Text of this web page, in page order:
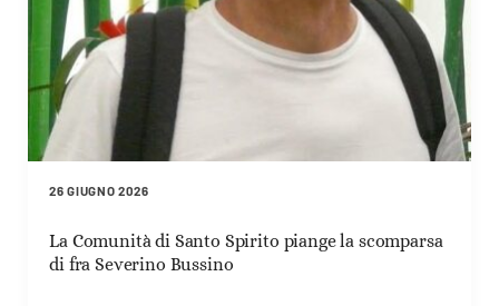
26 GIUGNO 2026
La Comunità di Santo Spirito piange la scomparsa
di fra Severino Bussino